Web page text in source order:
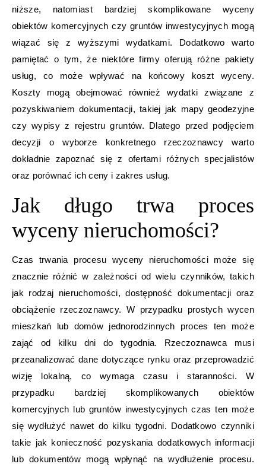
niższe, natomiast bardziej skomplikowane wyceny
obiektów komercyjnych czy gruntów inwestycyjnych mogą
wiązać się z wyższymi wydatkami. Dodatkowo warto
pamiętać o tym, że niektóre firmy oferują różne pakiety
usług, co może wpływać na końcowy koszt wyceny.
Koszty mogą obejmować również wydatki związane z
pozyskiwaniem dokumentacji, takiej jak mapy geodezyjne
czy wypisy z rejestru gruntów. Dlatego przed podjęciem
decyzji o wyborze konkretnego rzeczoznawcy warto
dokładnie zapoznać się z ofertami różnych specjalistów
oraz porównać ich ceny i zakres usług.
Jak długo trwa proces
wyceny nieruchomości?
Czas trwania procesu wyceny nieruchomości może się
znacznie różnić w zależności od wielu czynników, takich
jak rodzaj nieruchomości, dostępność dokumentacji oraz
obciążenie rzeczoznawcy. W przypadku prostych wycen
mieszkań lub domów jednorodzinnych proces ten może
zająć od kilku dni do tygodnia. Rzeczoznawca musi
przeanalizować dane dotyczące rynku oraz przeprowadzić
wizję lokalną, co wymaga czasu i staranności. W
przypadku bardziej skomplikowanych obiektów
komercyjnych lub gruntów inwestycyjnych czas ten może
się wydłużyć nawet do kilku tygodni. Dodatkowo czynniki
takie jak konieczność pozyskania dodatkowych informacji
lub dokumentów mogą wpłynąć na wydłużenie procesu.